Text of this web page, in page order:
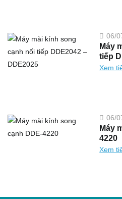
06/
Máy
tiếp
Xem
06/
Máy
4220
Xem